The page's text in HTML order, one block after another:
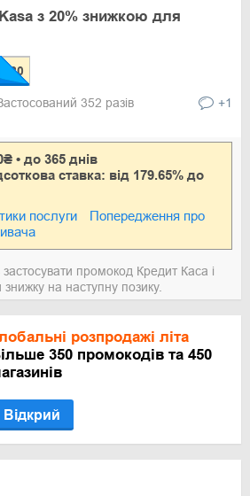
з 20% знижкою для
352 разів +1
• до 365 днів
ставка: від 179.65% до
послуги
Попередження про
промокод Кредит Каса і
на наступну позику.
розпродажі літа
350 промокодів та 450
Відкрий